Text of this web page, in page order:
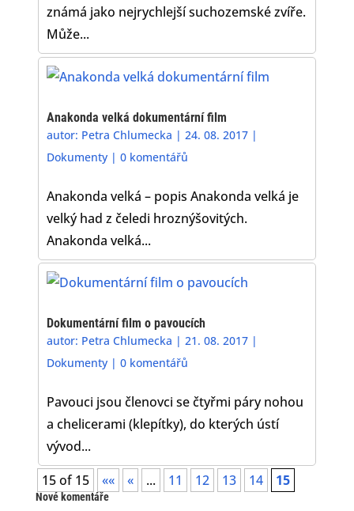
známá jako nejrychlejší suchozemské zvíře.
Může...
Anakonda velká dokumentární film
autor: Petra Chlumecka |24. 08. 2017 |
Dokumenty |0 komentářů
Anakonda velká – popis Anakonda velká je
velký had z čeledi hroznýšovitých.
Anakonda velká...
Dokumentární film o pavoucích
autor: Petra Chlumecka |21. 08. 2017 |
Dokumenty |0 komentářů
Pavouci jsou členovci se čtyřmi páry nohou
a chelicerami (klepítky), do kterých ústí
vývod...
15 of 15
«« « ... 11 12 13 14 15
Nové komentáře